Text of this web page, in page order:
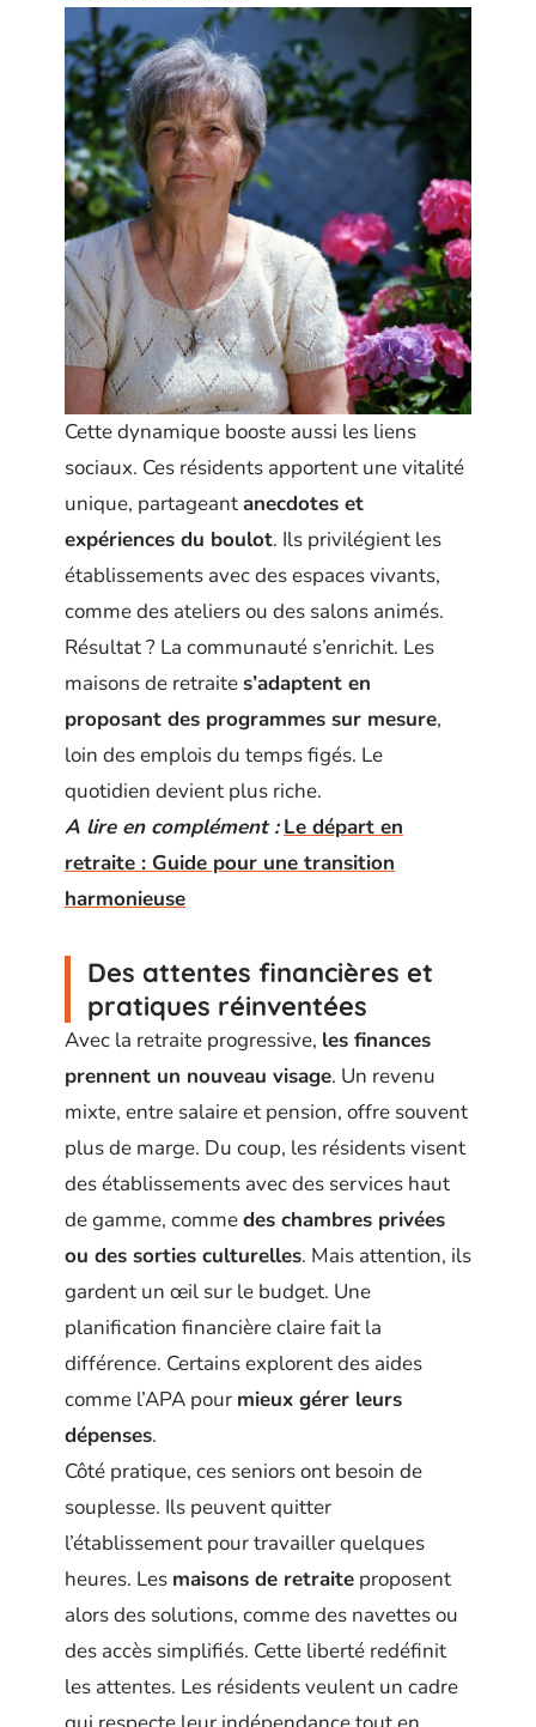
Cette dynamique booste aussi les liens
sociaux. Ces résidents apportent une vitalité
unique, partageantanecdotes et
expériences du boulot. Ils privilégient les
établissements avec des espaces vivants,
comme des ateliers ou des salons animés.
Résultat ? La communauté s’enrichit. Les
maisons de retraites’adaptent en
proposant des programmes sur mesure,
loin des emplois du temps figés. Le
quotidien devient plus riche.
A lire en complément : Le départ en
retraite : Guide pour une transition
harmonieuse
Des attentes financières et
pratiques réinventées
Avec la retraite progressive, les finances
prennent un nouveau visage. Un revenu
mixte, entre salaire et pension, offre souvent
plus de marge. Du coup, les résidents visent
des établissements avec des services haut
de gamme, commedes chambres privées
ou des sorties culturelles. Mais attention, ils
gardent un œil sur le budget. Une
planification financière claire fait la
différence. Certains explorent des aides
comme l’APA pour mieux gérer leurs
dépenses.
Côté pratique, ces seniors ont besoin de
souplesse. Ils peuvent quitter
l’établissement pour travailler quelques
heures. Les maisons de retraite proposent
alors des solutions, comme des navettes ou
des accès simplifiés. Cette liberté redéfinit
les attentes. Les résidents veulent un cadre